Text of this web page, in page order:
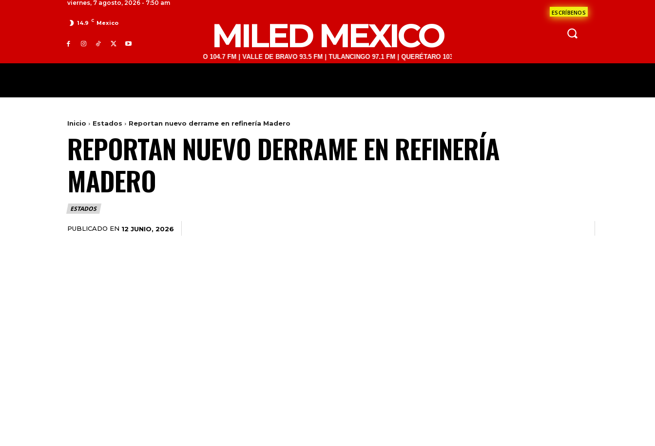
viernes, 7 agosto, 2026 - 7:50 am
ESCRÍBENOS
14.9 C Mexico MILED MEXICO
TOLUCA 98.9 FM | ATLACOMULCO 104.7 FM | VALLE DE BRAVO 93.5 FM | TULANCINGO 97.1 FM | QUERÉTARO 103.1 FM | SAN JUAN DEL RÍO 93.1 FM | GUADALAJARA 1510 AM | LA PAZ
Inicio Estados Reportan nuevo derrame en refinería Madero
REPORTAN NUEVO DERRAME EN REFINERÍA
MADERO
ESTADOS
PUBLICADO EN 12 JUNIO, 2026